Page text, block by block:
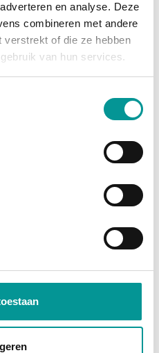
en analyse. Deze
combineren met andere
verstrekt of die ze hebben
van hun services.
en je profiteert
investeringsaftrek en
auto). Je wordt namelijk